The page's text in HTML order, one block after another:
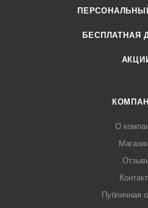
БЕСПЛАТНАЯ
О
Публичная